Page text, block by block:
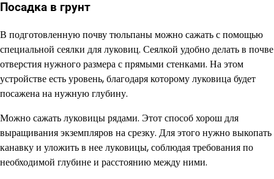
Посадка в грунт
В подготовленную почву тюльпаны можно сажать с помощью
специальной сеялки для луковиц. Сеялкой удобно делать в почве
отверстия нужного размера с прямыми стенками. На этом
устройстве есть уровень, благодаря которому луковица будет
посажена на нужную глубину.
Можно сажать луковицы рядами. Этот способ хорош для
выращивания экземпляров на срезку. Для этого нужно выкопать
канавку и уложить в нее луковицы, соблюдая требования по
необходимой глубине и расстоянию между ними.